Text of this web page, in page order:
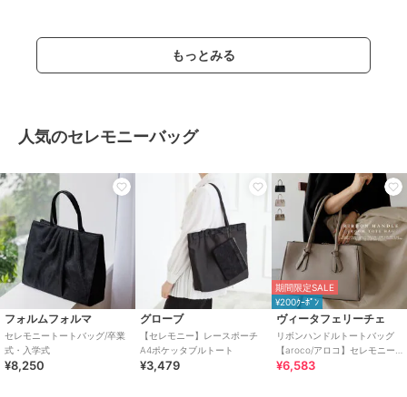
もっとみる
人気のセレモニーバッグ
フォルムフォルマ
セレモニートートバッグ/卒業
式・入学式
¥8,250
グローブ
【セレモニー】レースポーチ
A4ポケッタブルトート
¥3,479
期間限定SALE
¥200ｸｰﾎﾟﾝ
ヴィータフェリーチェ
リボンハンドルトートバッグ
【aroco/アロコ】セレモニー
向け
¥6,583